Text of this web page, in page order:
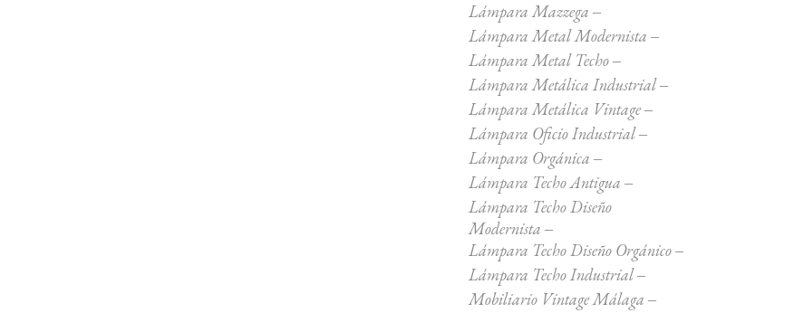
Lámpara Mazzega
Lámpara Metal Modernista
Lámpara Metal Techo
Lámpara Metálica Industrial
Lámpara Metálica Vintage
Lámpara Oficio Industrial
Lámpara Orgánica
Lámpara Techo Antigua
Lámpara Techo Diseño
Modernista
Lámpara Techo Diseño Orgánico
Lámpara Techo Industrial
Mobiliario Vintage Málaga